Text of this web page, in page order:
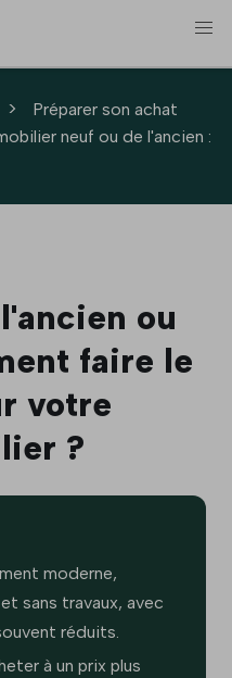
>
Préparer son achat
neuf ou de l'ancien :
ou
faire le
votre
?
moderne,
sans travaux, avec
réduits.
à un prix plus